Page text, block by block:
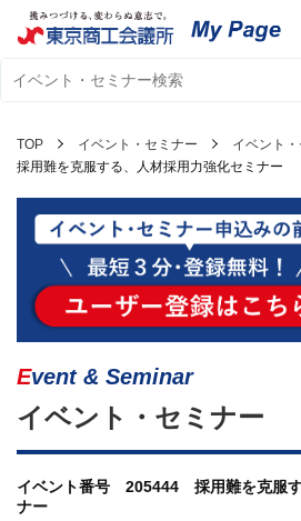
TOP イベント・セミナー
イベント
採用難を克服する、人材採用力強化セミナー
Event & Seminar
イベント・セミナー
イベント番号 205444 採用難を克服す
ナー